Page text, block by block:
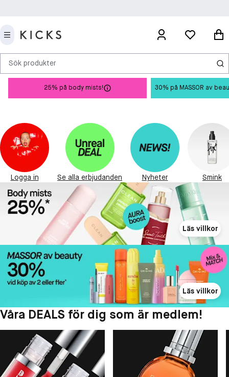
Sök produkter
25% på body mists! 30% på MASSOR av
Logga in Se alla erbjudanden Nyheter Smink
Läs villkor
Läs villkor
Våra DEALS för dig som är medlem!